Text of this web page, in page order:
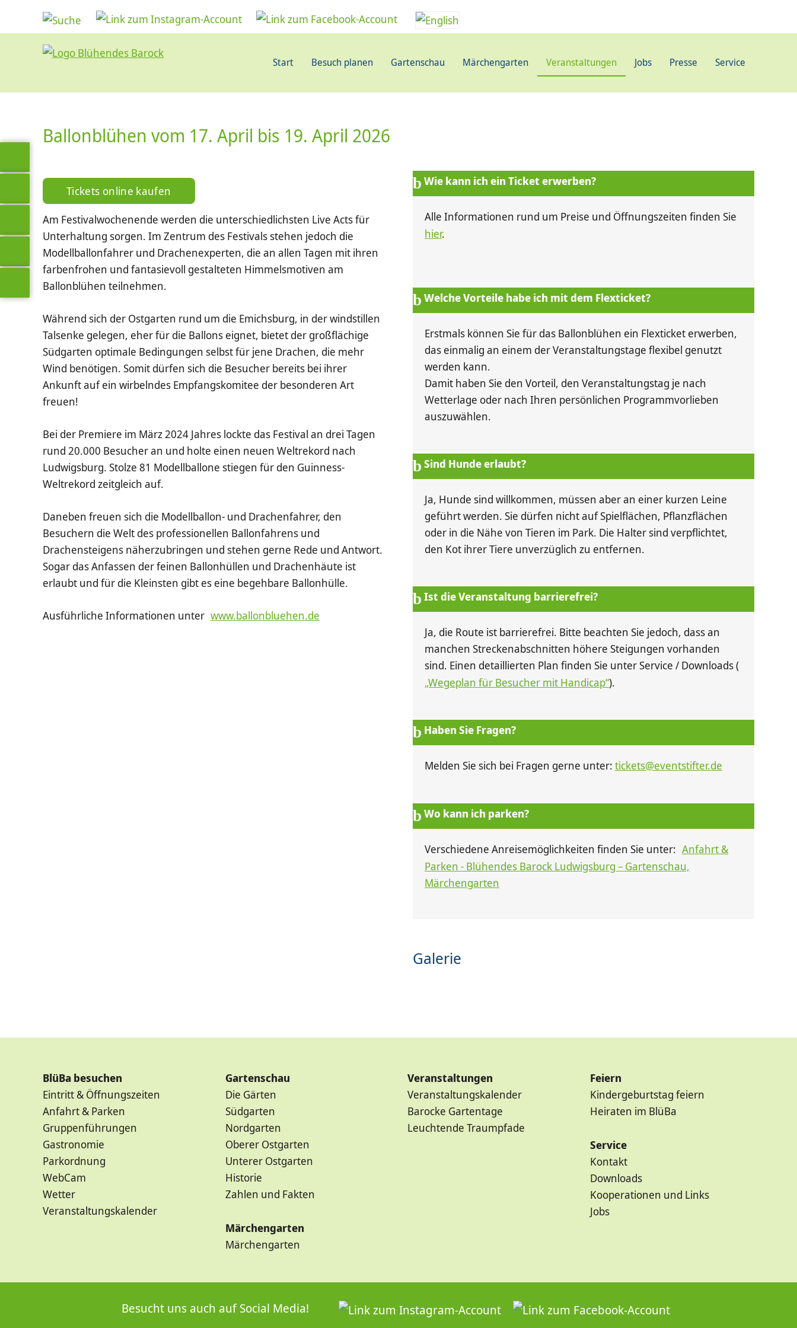
Start Besuch planen Gartenschau Märchengarten Veranstaltungen Jobs Presse Service
Ballonblühen vom 17. April bis 19. April 2026
Tickets online kaufen
Am Festivalwochenende werden die unterschiedlichsten Live Acts für
Unterhaltung sorgen. Im Zentrum des Festivals stehen jedoch die
Modellballonfahrer und Drachenexperten, die an allen Tagen mit ihren
farbenfrohen und fantasievoll gestalteten Himmelsmotiven am
Ballonblühen teilnehmen.
Während sich der Ostgarten rund um die Emichsburg, in der windstillen
Talsenke gelegen, eher für die Ballons eignet, bietet der großflächige
Südgarten optimale Bedingungen selbst für jene Drachen, die mehr
Wind benötigen. Somit dürfen sich die Besucher bereits bei ihrer
Ankunft auf ein wirbelndes Empfangskomitee der besonderen Art
freuen!
Bei der Premiere im März 2024 Jahres lockte das Festival an drei Tagen
rund 20.000 Besucher an und holte einen neuen Weltrekord nach
Ludwigsburg. Stolze 81 Modellballone stiegen für den Guinness-
Weltrekord zeitgleich auf.
Daneben freuen sich die Modellballon- und Drachenfahrer, den
Besuchern die Welt des professionellen Ballonfahrens und
Drachensteigens näherzubringen und stehen gerne Rede und Antwort.
Sogar das Anfassen der feinen Ballonhüllen und Drachenhäute ist
erlaubt und für die Kleinsten gibt es eine begehbare Ballonhülle.
Ausführliche Informationen unter www.ballonbluehen.de
Wie kann ich ein Ticket erwerben?
Alle Informationen rund um Preise und Öffnungszeiten finden Sie
hier.
Welche Vorteile habe ich mit dem Flexticket?
Erstmals können Sie für das Ballonblühen ein Flexticket erwerben,
das einmalig an einem der Veranstaltungstage flexibel genutzt
werden kann.
Damit haben Sie den Vorteil, den Veranstaltungstag je nach
Wetterlage oder nach Ihren persönlichen Programmvorlieben
auszuwählen.
Sind Hunde erlaubt?
Ja, Hunde sind willkommen, müssen aber an einer kurzen Leine
geführt werden. Sie dürfen nicht auf Spielflächen, Pflanzflächen
oder in die Nähe von Tieren im Park. Die Halter sind verpflichtet,
den Kot ihrer Tiere unverzüglich zu entfernen.
Ist die Veranstaltung barrierefrei?
Ja, die Route ist barrierefrei. Bitte beachten Sie jedoch, dass an
manchen Streckenabschnitten höhere Steigungen vorhanden
sind. Einen detaillierten Plan finden Sie unter Service / Downloads (
„Wegeplan für Besucher mit Handicap“).
Haben Sie Fragen?
Melden Sie sich bei Fragen gerne unter: tickets@eventstifter.de
Wo kann ich parken?
Verschiedene Anreisemöglichkeiten finden Sie unter: Anfahrt &
Parken - Blühendes Barock Ludwigsburg – Gartenschau,
Märchengarten
Galerie
BlüBa besuchen
Eintritt & Öffnungszeiten
Anfahrt & Parken
Gruppenführungen
Gastronomie
Parkordnung
WebCam
Wetter
Veranstaltungskalender
Gartenschau
Die Gärten
Südgarten
Nordgarten
Oberer Ostgarten
Unterer Ostgarten
Historie
Zahlen und Fakten
Märchengarten
Märchengarten
Veranstaltungen
Veranstaltungskalender
Barocke Gartentage
Leuchtende Traumpfade
Feiern
Kindergeburtstag feiern
Heiraten im BlüBa
Service
Kontakt
Downloads
Kooperationen und Links
Jobs
Besucht uns auch auf Social Media!